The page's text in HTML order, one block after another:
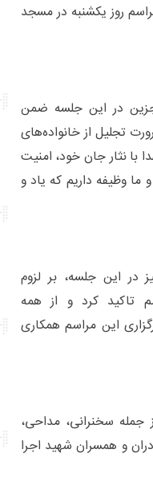
روز یکشنبه در مسجد
در این جلسه ضمن
تجلیل از خانواده‌های
نثار جان خود، امنیت
ما وظیفه داریم که یاد و
در این جلسه، بر لزوم
تاکید کرد و از همه
این مراسم همکاری
جمله سخنرانی، مداحی،
و همسران شهید اجرا